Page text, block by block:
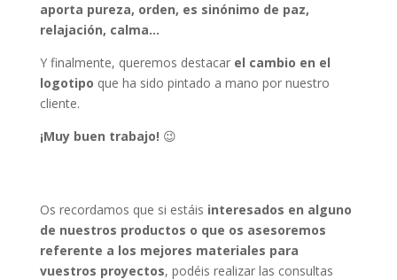
aporta pureza, orden, es sinónimo de paz,
relajación, calma…
Y finalmente, queremos destacarel cambio en el
logotipo que ha sido pintado a mano por nuestro
cliente.
¡Muy buen trabajo! 😉
Os recordamos que si estáis interesados en alguno
de nuestros productos o que os asesoremos
referente a los mejores materiales para
vuestros proyectos, podéis realizar las consultas